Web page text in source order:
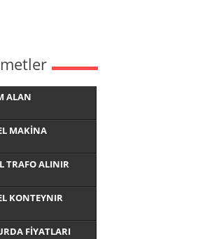
ALAN
MAKİNA
TRAFO ALINIR
KONTEYNIR
FİYATLARI